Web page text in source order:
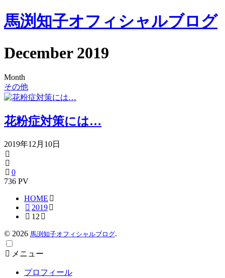
馬渕知子オフィシャルブログ
December 2019
Month
その他
花粉症対策には…
2019年12月10日
0
736 PV
HOME
2019
12
© 2026 馬渕知子オフィシャルブログ.
メニュー
プロフィール